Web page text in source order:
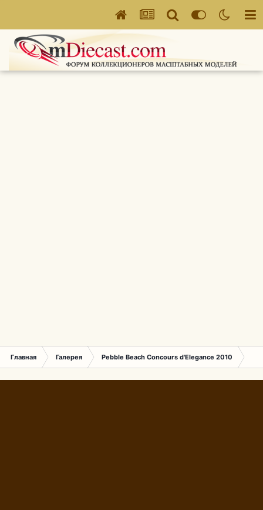
Главная Галерея Pebble Beach Concours d'Elegance 2010